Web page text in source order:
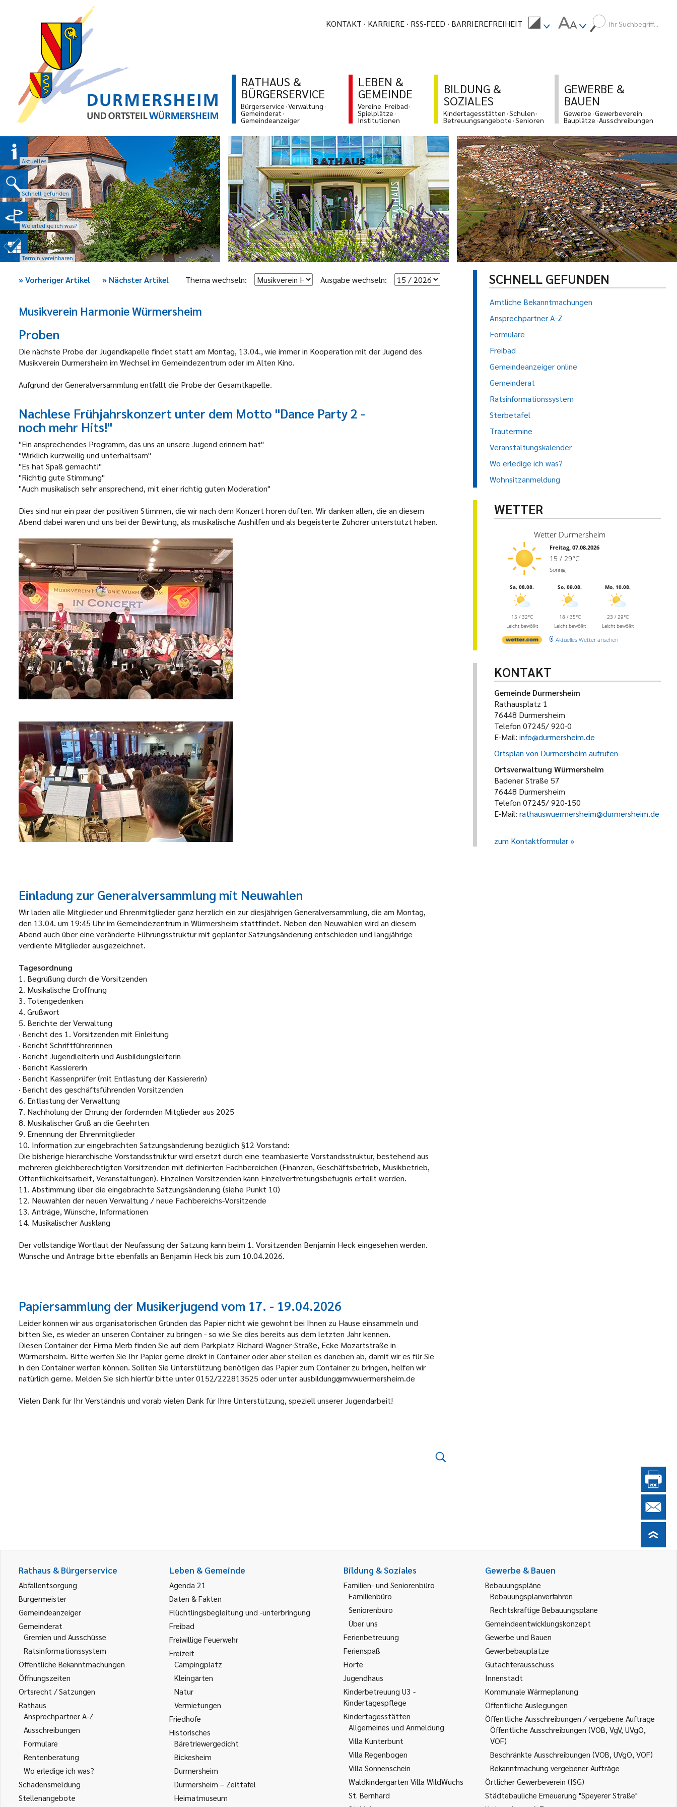
KONTAKT KARRIERE RSS-FEED BARRIEREFREIHEIT
RATHAUS &
BÜRGERSERVICE
Bürgerservice Verwaltung
Gemeinderat
Gemeindeanzeiger
LEBEN &
GEMEINDE
Vereine Freibad
Spielplätze
Institutionen
BILDUNG &
SOZIALES
Kindertagesstätten Schulen
Betreuungsangebote Senioren
GEWERBE &
BAUEN
Gewerbe Gewerbeverein
Bauplätze Ausschreibungen
Aktuelles
Schnell gefunden
Wo erledige ich was?
Termin vereinbaren
»Vorheriger Artikel » Nächster Artikel Thema wechseln: Ausgabe wechseln:
Musikverein Harmonie Würmersheim
Proben
Die nächste Probe der Jugendkapelle findet statt am Montag, 13.04., wie immer in Kooperation mit der Jugend des
Musikverein Durmersheim im Wechsel im Gemeindezentrum oder im Alten Kino.
Aufgrund der Generalversammlung entfällt die Probe der Gesamtkapelle.
Nachlese Frühjahrskonzert unter dem Motto "Dance Party 2 -
noch mehr Hits!"
"Ein ansprechendes Programm, das uns an unsere Jugend erinnern hat"
"Wirklich kurzweilig und unterhaltsam"
"Es hat Spaß gemacht!"
"Richtig gute Stimmung"
"Auch musikalisch sehr ansprechend, mit einer richtig guten Moderation"
Dies sind nur ein paar der positiven Stimmen, die wir nach dem Konzert hören duften. Wir danken allen, die an diesem
Abend dabei waren und uns bei der Bewirtung, als musikalische Aushilfen und als begeisterte Zuhörer unterstützt haben.
Einladung zur Generalversammlung mit Neuwahlen
Wir laden alle Mitglieder und Ehrenmitglieder ganz herzlich ein zur diesjährigen Generalversammlung, die am Montag,
den 13.04. um 19:45 Uhr im Gemeindezentrum in Würmersheim stattfindet. Neben den Neuwahlen wird an diesem
Abend auch über eine veränderte Führungsstruktur mit geplanter Satzungsänderung entschieden und langjährige
verdiente Mitglieder ausgezeichnet.
Tagesordnung
1. Begrüßung durch die Vorsitzenden
2. Musikalische Eröffnung
3. Totengedenken
4. Grußwort
5. Berichte der Verwaltung
· Bericht des 1. Vorsitzenden mit Einleitung
· Bericht Schriftführerinnen
· Bericht Jugendleiterin und Ausbildungsleiterin
· Bericht Kassiererin
· Bericht Kassenprüfer (mit Entlastung der Kassiererin)
· Bericht des geschäftsführenden Vorsitzenden
6. Entlastung der Verwaltung
7. Nachholung der Ehrung der fördernden Mitglieder aus 2025
8. Musikalischer Gruß an die Geehrten
9. Ernennung der Ehrenmitglieder
10. Information zur eingebrachten Satzungsänderung bezüglich §12 Vorstand:
Die bisherige hierarchische Vorstandsstruktur wird ersetzt durch eine teambasierte Vorstandsstruktur, bestehend aus
mehreren gleichberechtigten Vorsitzenden mit definierten Fachbereichen (Finanzen, Geschäftsbetrieb, Musikbetrieb,
Öffentlichkeitsarbeit, Veranstaltungen). Einzelnen Vorsitzenden kann Einzelvertretungsbefugnis erteilt werden.
11. Abstimmung über die eingebrachte Satzungsänderung (siehe Punkt 10)
12. Neuwahlen der neuen Verwaltung / neue Fachbereichs-Vorsitzende
13. Anträge, Wünsche, Informationen
14. Musikalischer Ausklang
Der vollständige Wortlaut der Neufassung der Satzung kann beim 1. Vorsitzenden Benjamin Heck eingesehen werden.
Wünsche und Anträge bitte ebenfalls an Benjamin Heck bis zum 10.04.2026.
Papiersammlung der Musikerjugend vom 17. - 19.04.2026
Leider können wir aus organisatorischen Gründen das Papier nicht wie gewohnt bei Ihnen zu Hause einsammeln und
bitten Sie, es wieder an unseren Container zu bringen - so wie Sie dies bereits aus dem letzten Jahr kennen.
Diesen Container der Firma Merb finden Sie auf dem Parkplatz Richard-Wagner-Straße, Ecke Mozartstraße in
Würmersheim. Bitte werfen Sie Ihr Papier gerne direkt in Container oder aber stellen es daneben ab, damit wir es für Sie
in den Container werfen können. Sollten Sie Unterstützung benötigen das Papier zum Container zu bringen, helfen wir
natürlich gerne. Melden Sie sich hierfür bitte unter 0152/222813525 oder unter ausbildung@mvwuermersheim.de
Vielen Dank für Ihr Verständnis und vorab vielen Dank für Ihre Unterstützung, speziell unserer Jugendarbeit!
SCHNELL GEFUNDEN
Amtliche Bekanntmachungen
Ansprechpartner A-Z
Formulare
Freibad
Gemeindeanzeiger online
Gemeinderat
Ratsinformationssystem
Sterbetafel
Trautermine
Veranstaltungskalender
Wo erledige ich was?
Wohnsitzanmeldung
WETTER
Wetter Durmersheim
Freitag, 07.08.2026
15 / 29°C
Sonnig
Sa, 08.08.
15 / 32°C
Leicht bewölkt
So, 09.08.
18 / 35°C
Leicht bewölkt
Mo, 10.08.
23 / 29°C
Leicht bewölkt
Aktuelles Wetter ansehen
KONTAKT
Gemeinde Durmersheim
Rathausplatz 1
76448 Durmersheim
Telefon 07245/ 920-0
E-Mail: info@durmersheim.de
Ortsplan von Durmersheim aufrufen
Ortsverwaltung Würmersheim
Badener Straße 57
76448 Durmersheim
Telefon 07245/ 920-150
E-Mail: rathauswuermersheim@durmersheim.de
zum Kontaktformular
Rathaus & Bürgerservice
Abfallentsorgung
Bürgermeister
Gemeindeanzeiger
Gemeinderat
Gremien und Ausschüsse
Ratsinformationssystem
Öffentliche Bekanntmachungen
Öffnungszeiten
Ortsrecht / Satzungen
Rathaus
Ansprechpartner A-Z
Ausschreibungen
Formulare
Rentenberatung
Wo erledige ich was?
Schadensmeldung
Stellenangebote
Leben & Gemeinde
Agenda 21
Daten & Fakten
Flüchtlingsbegleitung und -unterbringung
Freibad
Freiwillige Feuerwehr
Freizeit
Campingplatz
Kleingärten
Natur
Vermietungen
Friedhöfe
Historisches
Bäretriewergedicht
Bickesheim
Durmersheim
Durmersheim – Zeittafel
Heimatmuseum
Bildung & Soziales
Familien- und Seniorenbüro
Familienbüro
Seniorenbüro
Über uns
Ferienbetreuung
Ferienspaß
Horte
Jugendhaus
Kinderbetreuung U3 -
Kindertagespflege
Kindertagesstätten
Allgemeines und Anmeldung
Villa Kunterbunt
Villa Regenbogen
Villa Sonnenschein
Waldkindergarten Villa WildWuchs
St. Bernhard
Gewerbe & Bauen
Bebauungspläne
Bebauungsplanverfahren
Rechtskräftige Bebauungspläne
Gemeindeentwicklungskonzept
Gewerbe und Bauen
Gewerbebauplätze
Gutachterausschuss
Innenstadt
Kommunale Wärmeplanung
Öffentliche Auslegungen
Öffentliche Ausschreibungen / vergebene Aufträge
Öffentliche Ausschreibungen (VOB, VgV, UVgO,
VOF)
Beschränkte Ausschreibungen (VOB, UVgO, VOF)
Bekanntmachung vergebener Aufträge
Örtlicher Gewerbeverein (ISG)
Städtebauliche Erneuerung "Speyerer Straße"